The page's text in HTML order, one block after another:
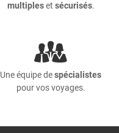
multipleset sécurisés.
Une équipe despécialistes
pour vos voyages.